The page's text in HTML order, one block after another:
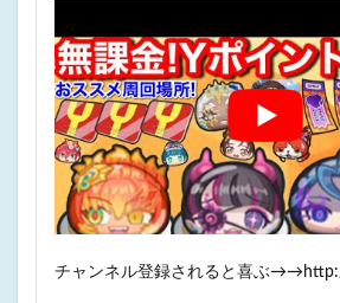
チャンネル登録されると喜ぶ